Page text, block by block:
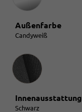
Außenfarbe
Candyweiß
Innenausstattung
Innenausstattung
Schwarz